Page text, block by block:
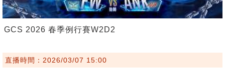
GCS 2026 春季例行賽W2D2
直播時間：2026/03/07 15:00